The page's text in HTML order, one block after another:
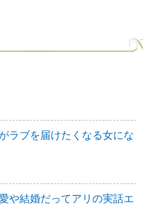
ラブを届けたくなる女にな
や結婚だってアリの実話エ